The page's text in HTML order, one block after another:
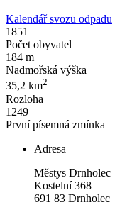
Kalendář svozu odpadu
1851
Počet obyvatel
184 m
Nadmořská výška
35,2 km2
Rozloha
1249
První písemná zmínka
Adresa
Městys Drnholec
Kostelní 368
691 83 Drnholec